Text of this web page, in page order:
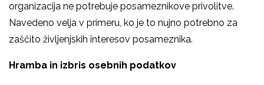
organizacija ne potrebuje posameznikove privolitve.
Navedeno velja v primeru, ko je to nujno potrebno za
zaščito življenjskih interesov posameznika.
Hramba in izbris osebnih podatkov